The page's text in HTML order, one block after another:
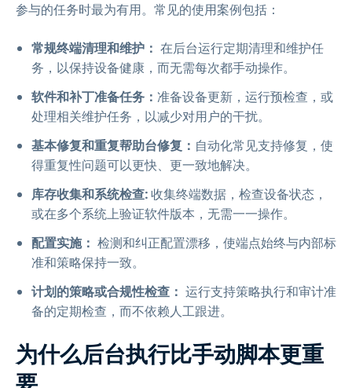
参与的任务时最为有用。常见的使用案例包括：
常规终端清理和维护： 在后台运行定期清理和维护任
务，以保持设备健康，而无需每次都手动操作。
软件和补丁准备任务： 准备设备更新，运行预检查，或
处理相关维护任务，以减少对用户的干扰。
基本修复和重复帮助台修复： 自动化常见支持修复，使
得重复性问题可以更快、更一致地解决。
库存收集和系统检查:收集终端数据，检查设备状态，
或在多个系统上验证软件版本，无需一一操作。
配置实施： 检测和纠正配置漂移，使端点始终与内部标
准和策略保持一致。
计划的策略或合规性检查： 运行支持策略执行和审计准
备的定期检查，而不依赖人工跟进。
为什么后台执行比手动脚本更重